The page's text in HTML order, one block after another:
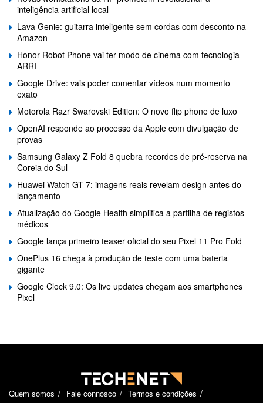
inteligência artificial local
Lava Genie: guitarra inteligente sem cordas com desconto na
Amazon
Honor Robot Phone vai ter modo de cinema com tecnologia
ARRI
Google Drive: vais poder comentar vídeos num momento
exato
Motorola Razr Swarovski Edition: O novo flip phone de luxo
OpenAI responde ao processo da Apple com divulgação de
provas
Samsung Galaxy Z Fold 8 quebra recordes de pré-reserva na
Coreia do Sul
Huawei Watch GT 7: imagens reais revelam design antes do
lançamento
Atualização do Google Health simplifica a partilha de registos
médicos
Google lança primeiro teaser oficial do seu Pixel 11 Pro Fold
OnePlus 16 chega à produção de teste com uma bateria
gigante
Google Clock 9.0: Os live updates chegam aos smartphones
Pixel
Quem somos Fale connosco
Termos e condições